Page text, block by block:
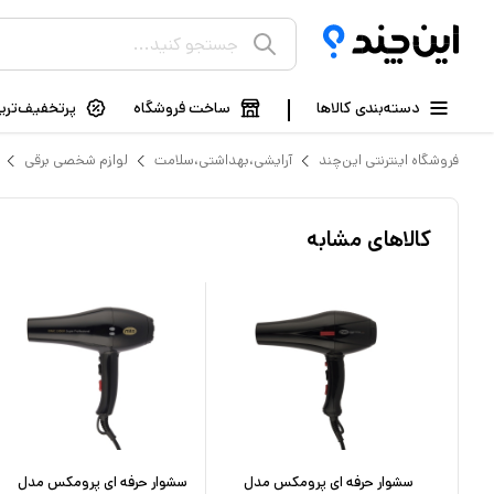
دسته‌بندی کالاها ساخت فروشگاه
فروشگاه اینترنتی این‌چند آرایشی،بهداشتی،سلامت لوازم شخصی برقی
کالاهای مشابه
سشوار حرفه‌ ای پرومکس مدل
سشوار حرفه‌ ای پرومکس مدل